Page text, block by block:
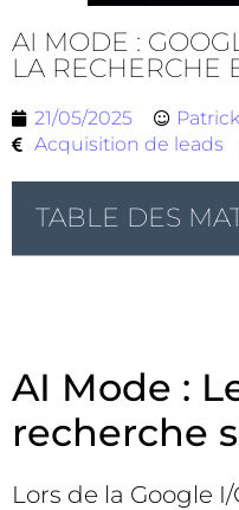
AI MODE :
LA RECHERCHE
21/05/2025
Acquisition de leads
TABLE DES
AI Mode :
recherche
Lors de la Google